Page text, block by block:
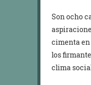
Son ocho
cimenta
los
clima